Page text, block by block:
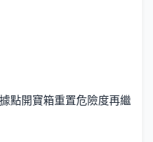
點開寶箱重置危險度再繼